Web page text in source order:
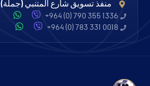
منفذ تسويق شارع المتنبي (جملة)
+964 (0) 790 355 1336
+964 (0) 783 331 0018